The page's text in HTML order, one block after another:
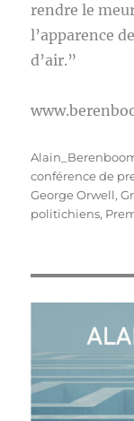
rendre le
l’apparence
d’air.”
Auteur
conférence de
George Orwell,
politichiens,